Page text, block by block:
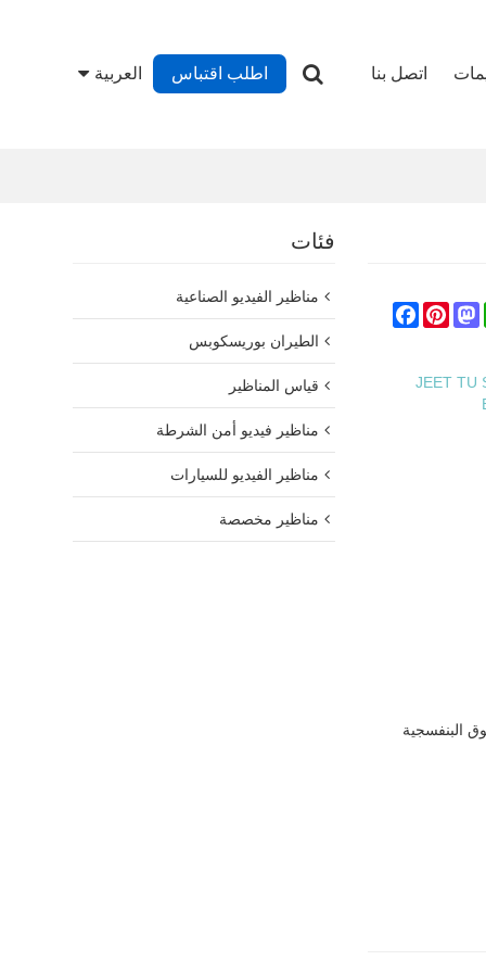
اتصل بنا اطلب اقتباس العربية
فئات
مناظير الفيديو الصناعية
الطيران بوريسكوبس
قياس المناظير
مناظير فيديو أمن الشرطة
مناظير الفيديو للسيارات
مناظير مخصصة
FacebookPinterest
Mastodon
JEET TU
البنفسجية